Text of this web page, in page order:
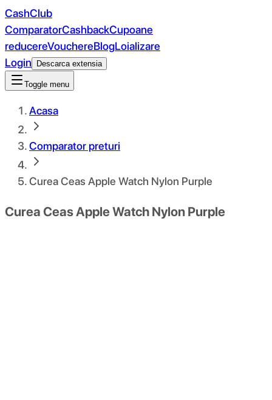
CashClub
ComparatorCashbackCupoane
reducereVouchereBlogLoializare
Login
Descarca extensia
Toggle menu
Acasa
Comparator preturi
Curea Ceas Apple Watch Nylon Purple
Curea Ceas Apple Watch Nylon Purple